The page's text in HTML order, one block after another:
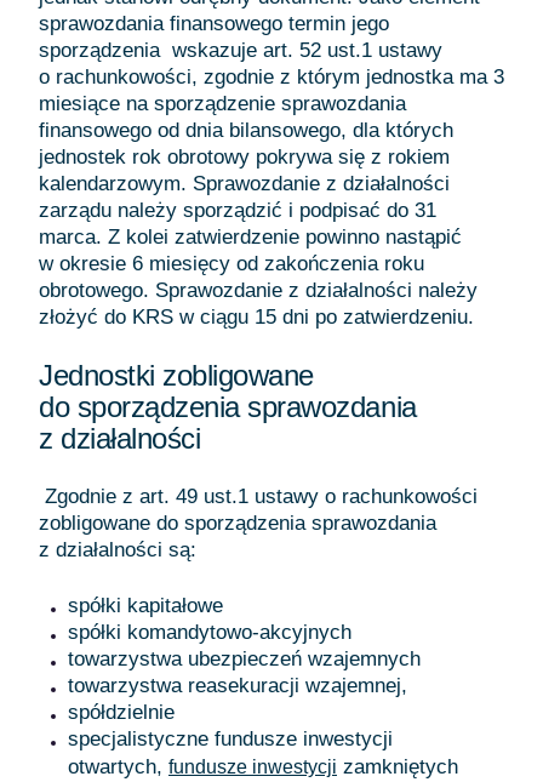
sprawozdania finansowego termin jego
sporządzenia wskazuje art. 52 ust.1 ustawy
o rachunkowości, zgodnie z którym jednostka ma 3
miesiące na sporządzenie sprawozdania
finansowego od dnia bilansowego, dla których
jednostek rok obrotowy pokrywa się z rokiem
kalendarzowym. Sprawozdanie z działalności
zarządu należy sporządzić i podpisać do 31
marca. Z kolei zatwierdzenie powinno nastąpić
w okresie 6 miesięcy od zakończenia roku
obrotowego. Sprawozdanie z działalności należy
złożyć do KRS w ciągu 15 dni po zatwierdzeniu.
Jednostki zobligowane
do sporządzenia sprawozdania
z działalności
Zgodnie z art. 49 ust.1 ustawy o rachunkowości
zobligowane do sporządzenia sprawozdania
z działalności są:
spółki kapitałowe
spółki komandytowo-akcyjnych
towarzystwa ubezpieczeń wzajemnych
towarzystwa reasekuracji wzajemnej,
spółdzielnie
specjalistyczne fundusze inwestycji
otwartych, fundusze inwestycji zamkniętych